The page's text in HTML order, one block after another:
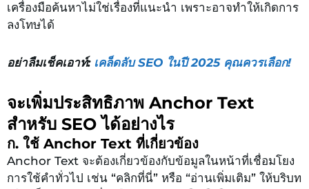
เครื่องมือค้นหาไม่ใช่เรื่องที่แนะนำ เพราะอาจทำให้เกิดการ
ลงโทษได้
อย่าลืมเช็คเอาท์: เคล็ดลับ SEO ในปี 2025 คุณควรเลือก!
จะเพิ่มประสิทธิภาพ Anchor Text
สำหรับ SEO ได้อย่างไร
ก. ใช้ Anchor Text ที่เกี่ยวข้อง
Anchor Text จะต้องเกี่ยวข้องกับข้อมูลในหน้าที่เชื่อมโยง
การใช้คำทั่วไป เช่น “คลิกที่นี่” หรือ “อ่านเพิ่มเติม” ให้บริบท